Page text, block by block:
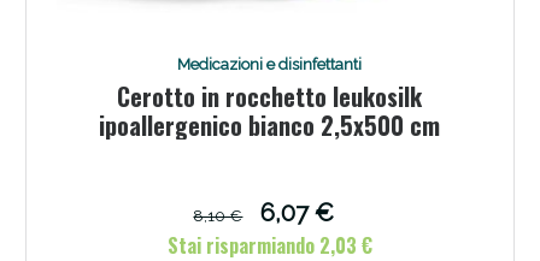
Medicazioni e disinfettanti
Cerotto in rocchetto leukosilk
ipoallergenico bianco 2,5x500 cm
8,10 €
6,07 €
Stai risparmiando 2,03 €